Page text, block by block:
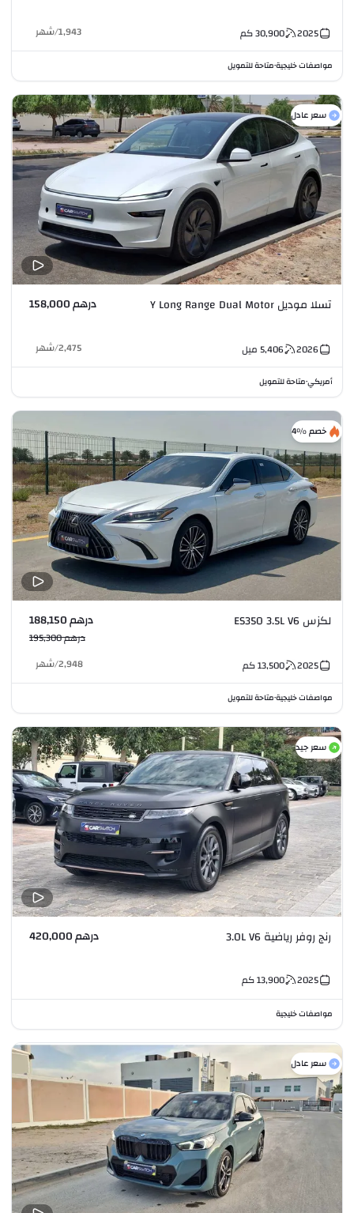
2025
30,900كم 1,943
/شهر
مواصفات خليجية•متاحة للتمويل
سعر عادل
تسلا موديل Y Long Range Dual Motor درهم 158,000
2026
5,406 ميل 2,475
/شهر
أمريكي•متاحة للتمويل
خصم %4
لكزس ES350 3.5L V6 درهم 188,150
درهم 195,300
2025
13,500كم 2,948
/شهر
مواصفات خليجية•متاحة للتمويل
سعر جيد
رنج روفر رياضية 3.0L V6 درهم 420,000
2025
13,900كم
مواصفات خليجية
سعر عادل